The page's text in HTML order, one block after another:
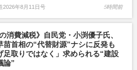
2026年8月11日号 5時間前
の消費減税》自民党・小渕優子氏、
苗首相の“代替財源”ナシに反発も
足取りではなく」求められる“建設
論”